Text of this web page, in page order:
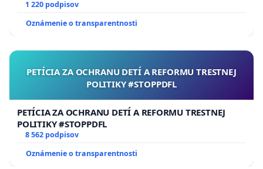
1 220 podpisov
Oznámenie o transparentnosti
PETÍCIA ZA OCHRANU DETÍ A REFORMU TRESTNEJ
POLITIKY #STOPPDFL
PETÍCIA ZA OCHRANU DETÍ A REFORMU TRESTNEJ
POLITIKY #STOPPDFL
8 562 podpisov
Oznámenie o transparentnosti